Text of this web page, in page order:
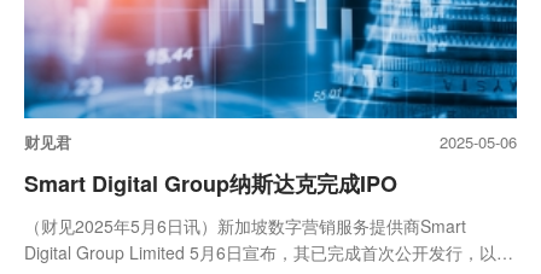
财见君 2025-05-06
Smart Digital Group纳斯达克完成IPO
（财见2025年5月6日讯）新加坡数字营销服务提供商Smart
Digital Group Limited 5月6日宣布，其已完成首次公开发行，以每